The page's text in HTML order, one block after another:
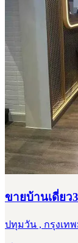
ขายบ้านเดี่ยว
ปทุมวัน , กรุงเท